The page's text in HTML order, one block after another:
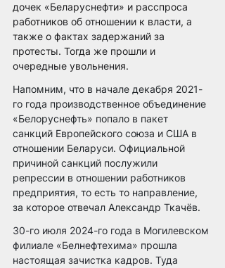
дочек «Беларуснефти» и расспроса
работников об отношении к власти, а
также о фактах задержаний за
протесты. Тогда же прошли и
очередные увольнения.
Напомним, что в начале декабря 2021-
го года производственное объединение
«Белоруснефть» попало в пакет
санкций Европейского союза и США в
отношении Беларуси. Официальной
причиной санкций послужили
репрессии в отношении работников
предприятия, то есть то направление,
за которое отвечал Александр Ткачёв.
30-го июля 2024-го года в Могилевском
филиале «Белнефтехима» прошла
настоящая зачистка кадров. Туда